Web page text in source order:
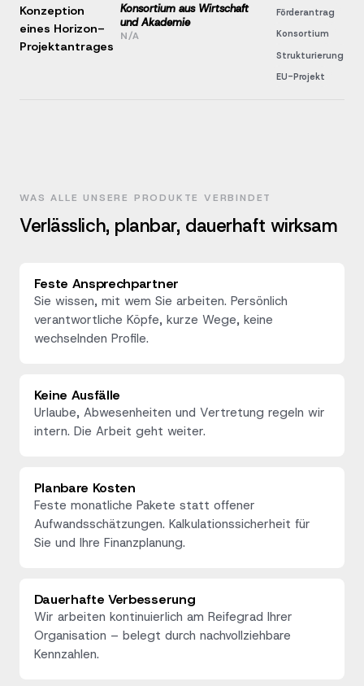
Konzeption
eines Horizon-
Projektantrages
Konsortium aus Wirtschaft
und Akademie
N/A
Förderantrag
Konsortium
Strukturierung
EU-Projekt
WAS ALLE UNSERE PRODUKTE VERBINDET
Verlässlich, planbar, dauerhaft wirksam
Feste Ansprechpartner
Sie wissen, mit wem Sie arbeiten. Persönlich
verantwortliche Köpfe, kurze Wege, keine
wechselnden Profile.
Keine Ausfälle
Urlaube, Abwesenheiten und Vertretung regeln wir
intern. Die Arbeit geht weiter.
Planbare Kosten
Feste monatliche Pakete statt offener
Aufwandsschätzungen. Kalkulationssicherheit für
Sie und Ihre Finanzplanung.
Dauerhafte Verbesserung
Wir arbeiten kontinuierlich am Reifegrad Ihrer
Organisation – belegt durch nachvollziehbare
Kennzahlen.